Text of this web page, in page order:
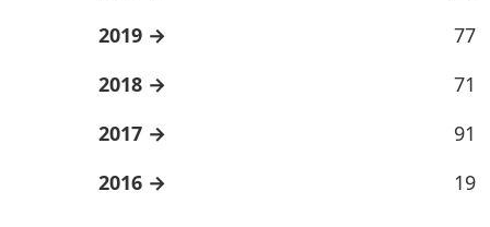
2019
77
2018
71
2017
91
2016
19